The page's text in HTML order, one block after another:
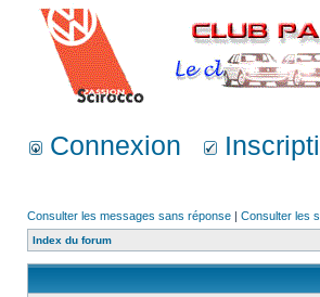
Connexion
Consulter les messages sans réponse | Consulter les
Index du forum